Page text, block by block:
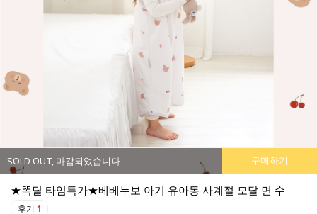
SOLD OUT, 마감되었습니다 구매하기
★똑딜 타임특가★베베누보 소프트 부스터 아기 튜브 의자
후기 0